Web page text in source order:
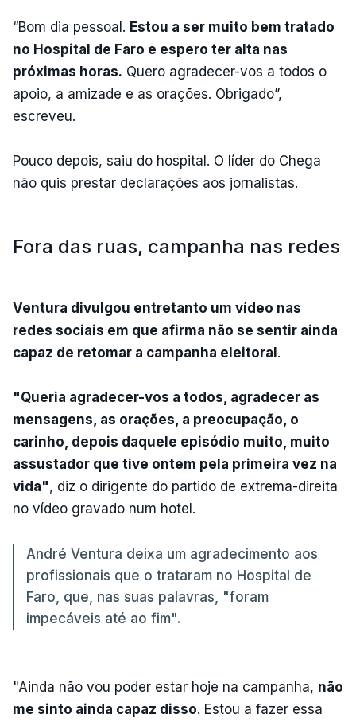
“Bom dia pessoal. Estou a ser muito bem tratado
no Hospital de Faro e espero ter alta nas
próximas horas. Quero agradecer-vos a todos o
apoio, a amizade e as orações. Obrigado”,
escreveu.
Pouco depois, saiu do hospital. O líder do Chega
não quis prestar declarações aos jornalistas.
Fora das ruas, campanha nas redes
Ventura divulgou entretanto um vídeo nas
redes sociais em que afirma não se sentir ainda
capaz de retomar a campanha eleitoral.
"Queria agradecer-vos a todos, agradecer as
mensagens, as orações, a preocupação, o
carinho, depois daquele episódio muito, muito
assustador que tive ontem pela primeira vez na
vida", diz o dirigente do partido de extrema-direita
no vídeo gravado num hotel.
André Ventura deixa um agradecimento aos
profissionais que o trataram no Hospital de
Faro, que, nas suas palavras, "foram
impecáveis até ao fim".
"Ainda não vou poder estar hoje na campanha, não
me sinto ainda capaz disso. Estou a fazer essa